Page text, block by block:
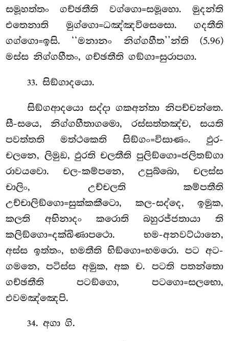
සමූහත්තං ගච්ඡතීති වග්ගො=සමූහො. මුදන්ති
එතෙනාති මුග්ගො=ධඤ්ඤවිසෙසො. ගදතීති
ගග්ගො=ඉසි. ‘‘මනානං නිග්ගහීත’’න්ති (5.96)
මස්ස නිග්ගහීතං, ගච්ඡතීති ගඞ්ගා=සුරාපගා.
33. සිඞ්ගාදයො.
සිඞ්ගආදයො සද්දා ගකඅන්තා නිපච්චන්තෙ.
සී-සයෙ, නිග්ගහීතාගමො, රස්සත්තඤ්ච, සයති
පවත්තති මත්ථකෙති සිඞ්ගං=විසාණං. ඵුර-
චලනෙ, ලිමුඞ, ඵුරති චලතීති පුලිඞ්ගො=ජලිතඞ්ගා
රාවයවො. චල-කම්පනෙ, උපුබ්බො, චලස්ස
චාලිං, උච්චලති කම්පතීති
උච්චාලිඞ්ගො=සුක්කකීටො, කල-සද්දෙ, ඉමුක,
කලති අභිනාදං කරොති බහුරජ්ජතායා ති
කලිඞ්ගො=දක්ඛිණාපථො. භම-අනවට්ඨානෙ,
අස්ස ඉත්තං, භමතීති භිඞ්ගො=භමරො. පට අට-
ගමනෙ, පටිස්ස අමුක, අක ච. පටති පතන්තො
ගච්ඡතීති පටඞ්ගො, පටගො=සලභො,
එවමඤ්ඤෙපි.
34. අගා ගි.